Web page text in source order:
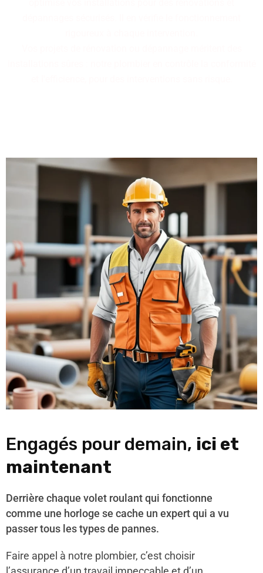
Engagés pour demain, ici et
maintenant
Derrière chaque volet roulant qui fonctionne
comme une horloge se cache un expert qui a vu
passer tous les types de pannes.
Faire appel à notre plombier, c’est choisir